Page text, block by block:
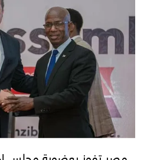
مصر تفوز بعضوية مجلس